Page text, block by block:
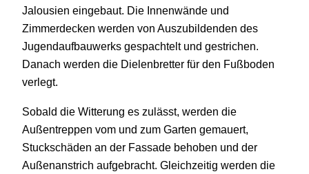
Jalousien eingebaut. Die Innenwände und
Zimmerdecken werden von Auszubildenden des
Jugendaufbauwerks gespachtelt und gestrichen.
Danach werden die Dielenbretter für den Fußboden
verlegt.
Sobald die Witterung es zulässt, werden die
Außentreppen vom und zum Garten gemauert,
Stuckschäden an der Fassade behoben und der
Außenanstrich aufgebracht. Gleichzeitig werden die